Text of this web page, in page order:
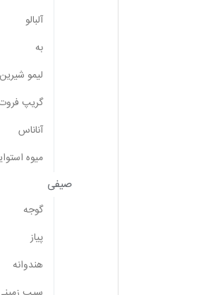
آلبالو
به
لیمو شیرین
گریپ
آناناس
میوه
صیفی
گوجه
پیاز
هندوانه